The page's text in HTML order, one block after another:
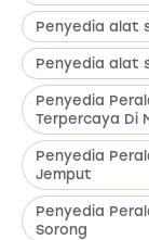
Penyedia alat
Penyedia alat
Penyedia
Terpercaya Di
Penyedia
Jemput
Penyedia
Sorong